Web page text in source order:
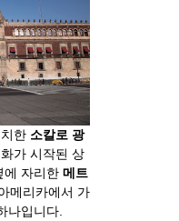
한 소칼로 광
가 시작된 상
에 자리한 메트
메리카에서 가
나입니다.